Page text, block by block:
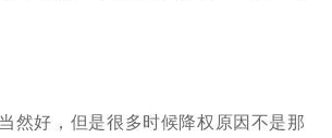
然好，但是很多时候降权原因不是那